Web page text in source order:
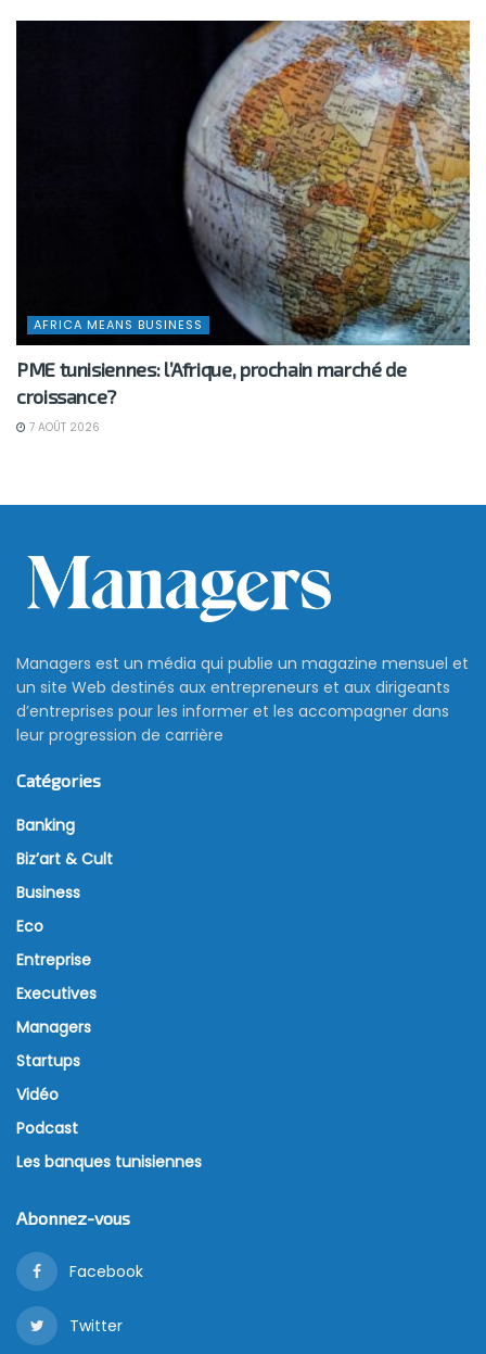
AFRICA MEANS BUSINESS
PME tunisiennes: l’Afrique, prochain marché de
croissance?
7 AOÛT 2026
Managers est un média qui publie un magazine mensuel et
un site Web destinés aux entrepreneurs et aux dirigeants
d’entreprises pour les informer et les accompagner dans
leur progression de carrière
Catégories
Banking
Biz’art & Cult
Business
Eco
Entreprise
Executives
Managers
Startups
Vidéo
Podcast
Les banques tunisiennes
Abonnez-vous
Facebook
Twitter